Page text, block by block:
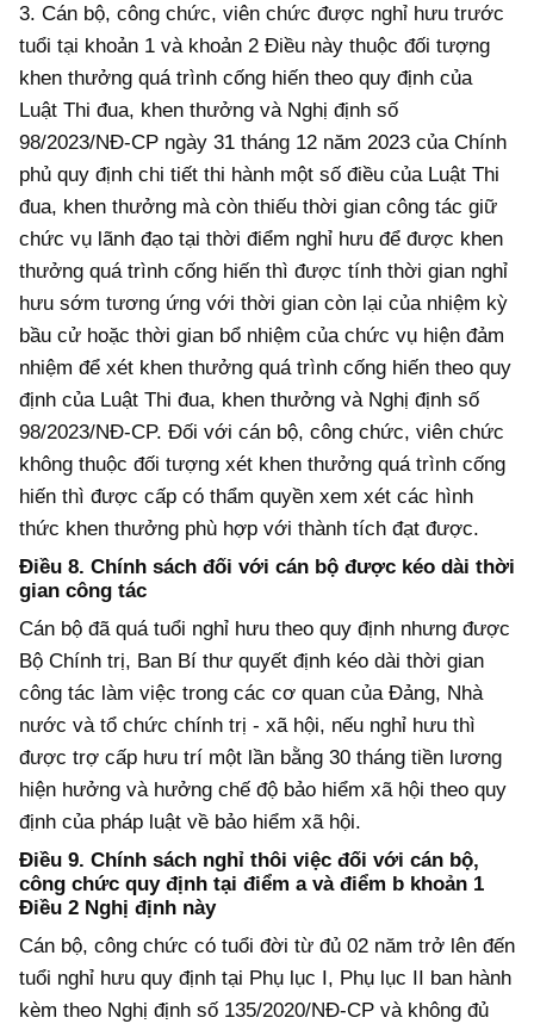
3. Cán bộ, công chức, viên chức được nghỉ hưu trước
tuổi tại khoản 1 và khoản 2 Điều này thuộc đối tượng
khen thưởng quá trình cống hiến theo quy định của
Luật Thi đua, khen thưởng và Nghị định số
98/2023/NĐ-CP ngày 31 tháng 12 năm 2023 của Chính
phủ quy định chi tiết thi hành một số điều của Luật Thi
đua, khen thưởng mà còn thiếu thời gian công tác giữ
chức vụ lãnh đạo tại thời điểm nghỉ hưu để được khen
thưởng quá trình cống hiến thì được tính thời gian nghỉ
hưu sớm tương ứng với thời gian còn lại của nhiệm kỳ
bầu cử hoặc thời gian bổ nhiệm của chức vụ hiện đảm
nhiệm để xét khen thưởng quá trình cống hiến theo quy
định của Luật Thi đua, khen thưởng và Nghị định số
98/2023/NĐ-CP. Đối với cán bộ, công chức, viên chức
không thuộc đối tượng xét khen thưởng quá trình cống
hiến thì được cấp có thẩm quyền xem xét các hình
thức khen thưởng phù hợp với thành tích đạt được.
Điều 8. Chính sách đối với cán bộ được kéo dài thời
gian công tác
Cán bộ đã quá tuổi nghỉ hưu theo quy định nhưng được
Bộ Chính trị, Ban Bí thư quyết định kéo dài thời gian
công tác làm việc trong các cơ quan của Đảng, Nhà
nước và tổ chức chính trị - xã hội, nếu nghỉ hưu thì
được trợ cấp hưu trí một lần bằng 30 tháng tiền lương
hiện hưởng và hưởng chế độ bảo hiểm xã hội theo quy
định của pháp luật về bảo hiểm xã hội.
Điều 9. Chính sách nghỉ thôi việc đối với cán bộ,
công chức quy định tại điểm a và điểm b khoản 1
Điều 2 Nghị định này
Cán bộ, công chức có tuổi đời từ đủ 02 năm trở lên đến
tuổi nghỉ hưu quy định tại Phụ lục I, Phụ lục II ban hành
kèm theo Nghị định số 135/2020/NĐ-CP và không đủ